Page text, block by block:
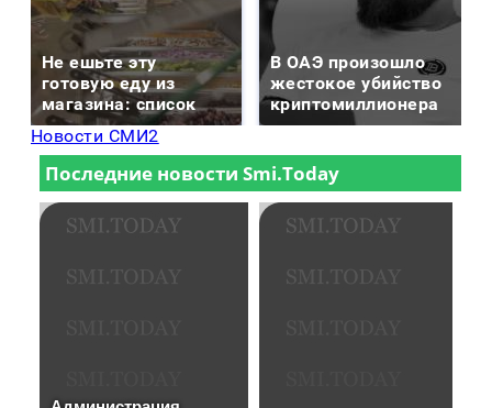
Не ешьте эту
готовую еду из
магазина: список
В ОАЭ произошло
жестокое убийство
криптомиллионера
Новости СМИ2